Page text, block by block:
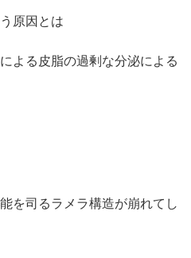
原因とは
よる皮脂の過剰な分泌による
を司るラメラ構造が崩れてし